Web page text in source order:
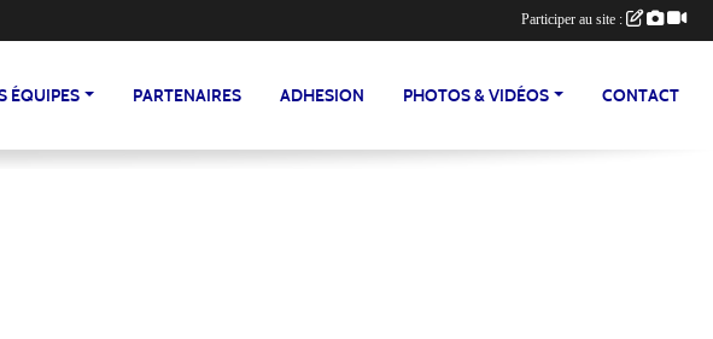
ÉQUIPES PARTENAIRES ADHESION PHOTOS & VIDÉOS CONTACT
Participer au site :